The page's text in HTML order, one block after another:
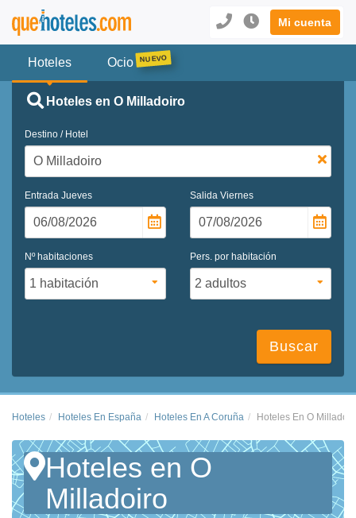
Mi cuenta
Hoteles Ocio
Hoteles en O Milladoiro
Destino / Hotel
Entrada Jueves Salida Viernes
Nº habitaciones Pers. por habitación
Buscar
Hoteles Hoteles En España Hoteles En A Coruña Hoteles En O
Hoteles en O
Milladoiro